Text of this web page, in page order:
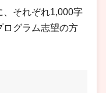
、それぞれ1,000字
ログラム志望の方